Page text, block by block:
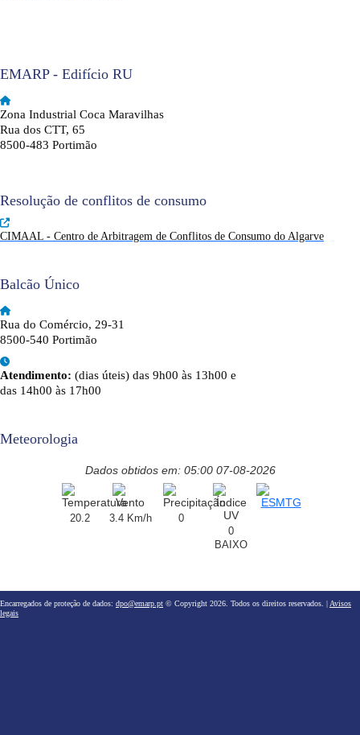
EMARP - Edifício RU
Zona Industrial Coca Maravilhas
Rua dos CTT, 65
8500-483 Portimão
Resolução de conflitos de consumo
CIMAAL - Centro de Arbitragem de Conflitos de Consumo do Algarve
Balcão Único
Rua do Comércio, 29-31
8500-540 Portimão
Atendimento: (dias úteis) das 9h00 às 13h00 e
das 14h00 às 17h00
Meteorologia
Dados obtidos em: 05:00 07-08-2026
20.2 3.4 Km/h
0
0
BAIXO
Encarregados de proteção de dados: dpo@emarp.pt © Copyright 2026. Todos os direitos reservados. | Avisos
legais